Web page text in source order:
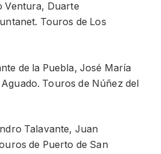
Ventura, Duarte
Touros de Los
de la Puebla, José María
Touros de Núñez del
Talavante, Juan
de Puerto de San